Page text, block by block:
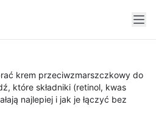
krem przeciwzmarszczkowy do
które składniki (retinol, kwas
najlepiej i jak je łączyć bez